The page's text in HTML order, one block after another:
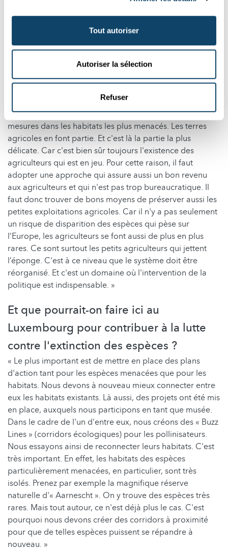
Tout autoriser
Autoriser la sélection
Refuser
dernières années. Une fois que le cours naturel des
rivières est rétabli, de nombreuses espèces se
rétablissent. Nombre de libellules, telles que le
caloptéryx vierge, le caloptéryx éclatant, le gomphe
vulgaire ou le gomphe à pattes jaunes, qui étaient
extrêmement rares autrefois, sont redevenues assez
fréquentes aujourd'hui. En ce sens, la législation sur la
vient d’adopter constitue un pas dans la bonne direction.
L'important à présent est de mettre en œuvre ces
mesures dans les habitats les plus menacés. Les terres
agricoles en font partie. Et c'est là la partie la plus
délicate. Car c'est bien sûr toujours l'existence des
agriculteurs qui est en jeu. Pour cette raison, il faut
adopter une approche qui assure aussi un bon revenu
aux agriculteurs et qui n'est pas trop bureaucratique. Il
faut donc trouver de bons moyens de préserver aussi les
petites exploitations agricoles. Car il n'y a pas seulement
un risque de disparition des espèces qui pèse sur
l’Europe, les agriculteurs se font aussi de plus en plus
rares. Ce sont surtout les petits agriculteurs qui jettent
l’éponge. C'est à ce niveau que le système doit être
réorganisé. Et c'est un domaine où l'intervention de la
politique est indispensable. »
Et que pourrait-on faire ici au
Luxembourg pour contribuer à la lutte
contre l'extinction des espèces ?
« Le plus important est de mettre en place des plans
d'action tant pour les espèces menacées que pour les
habitats. Nous devons à nouveau mieux connecter entre
eux les habitats existants. Là aussi, des projets ont été mis
en place, auxquels nous participons en tant que musée.
Dans le cadre de l'un d'entre eux, nous créons des « Buzz
Lines » (corridors écologiques) pour les pollinisateurs.
Nous essayons ainsi de reconnecter leurs habitats. C'est
très important. En effet, les habitats des espèces
particulièrement menacées, en particulier, sont très
isolés. Prenez par exemple la magnifique réserve
naturelle d'« Aarnescht ». On y trouve des espèces très
rares. Mais tout autour, ce n'est déjà plus le cas. C'est
pourquoi nous devons créer des corridors à proximité
pour que de telles espèces puissent se répandre à
nouveau. »